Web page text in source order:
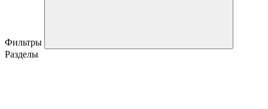
Фильтры
Разделы